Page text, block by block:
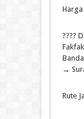
Harga
????
→
Rute